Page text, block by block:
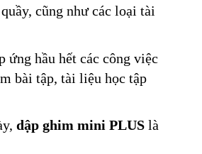
cũng như các loại tài
hầu hết các công việc
bài tập, tài liệu học tập
dập ghim mini PLUSlà